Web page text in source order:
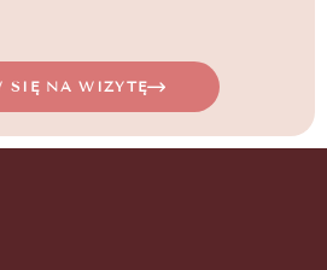
SIĘ NA WIZYTĘ